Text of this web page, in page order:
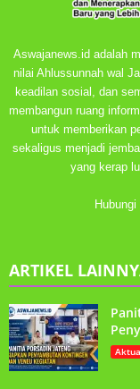
Aswajanews.id adalah
nilai Ahlussunnah wal
keadilan sosial, dan
membangun ruang
untuk memberikan
sekaligus menjadi
yang kerap
ARTIKEL